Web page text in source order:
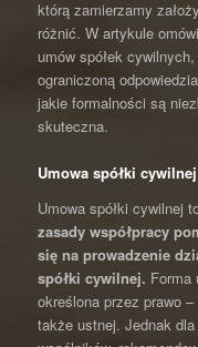
którą zamierzamy
różnić. W artykule
umów spółek
ograniczoną
jakie formalności są
skuteczna.
Umowa spółki cywilnej
Umowa spółki cywilnej
zasady współpracy
się na prowadzenie
spółki cywilnej. Forma
określona przez prawo
także ustnej. Jednak